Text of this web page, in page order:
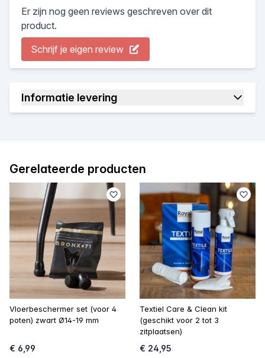
Er zijn nog geen reviews geschreven over dit
product.
Schrijf je eigen review
Informatie levering
Gerelateerde producten
Vloerbeschermer set (voor 4
poten) zwart Ø14-19 mm
€ 6,99
Textiel Care & Clean kit
(geschikt voor 2 tot 3
zitplaatsen)
€ 24,95